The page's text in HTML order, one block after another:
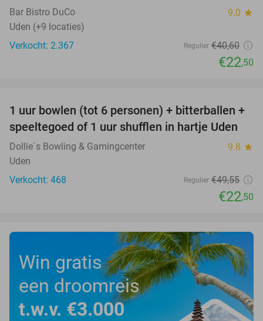
Bar Bistro DuCo 9.0 star
Uden (+9 locaties)
Verkocht: 2.367
Regulier €40,60
€22,50
55%
1 uur bowlen (tot 6 personen) + bitterballen +
speeltegoed of 1 uur shufflen in hartje Uden
Dollie´s Bowling & Gamingcenter 9.8 star
Uden
Verkocht: 468
Regulier €49,55
€22,50
Win gratis
een droomreis
t.w.v. €3.000